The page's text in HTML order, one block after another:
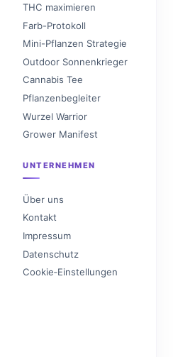
THC maximieren
Farb-Protokoll
Mini-Pflanzen Strategie
Outdoor Sonnenkrieger
Cannabis Tee
Pflanzenbegleiter
Wurzel Warrior
Grower Manifest
UNTERNEHMEN
Über uns
Kontakt
Impressum
Datenschutz
Cookie‑Einstellungen